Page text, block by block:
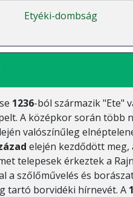
Etyéki-dombság
1236-ból származik "Ete"
A középkor során több
valószínűleg
elején kezdődött meg,
telepesek érkeztek a
a szőlőművelés és
tartó borvidéki hírnevét. A